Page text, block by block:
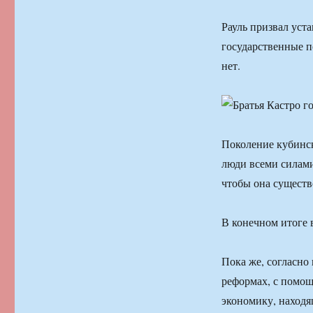
Рауль призвал
государственные
нет.
Поколение
люди всеми
чтобы она
В конечном итоге
Пока же, согласно
реформах, с
экономику,